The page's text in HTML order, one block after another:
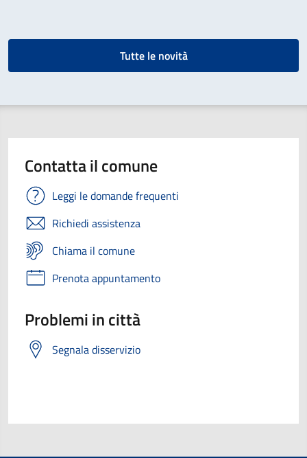
Tutte le novità
Contatta il comune
Leggi le domande frequenti
Richiedi assistenza
Chiama il comune
Prenota appuntamento
Problemi in città
Segnala disservizio